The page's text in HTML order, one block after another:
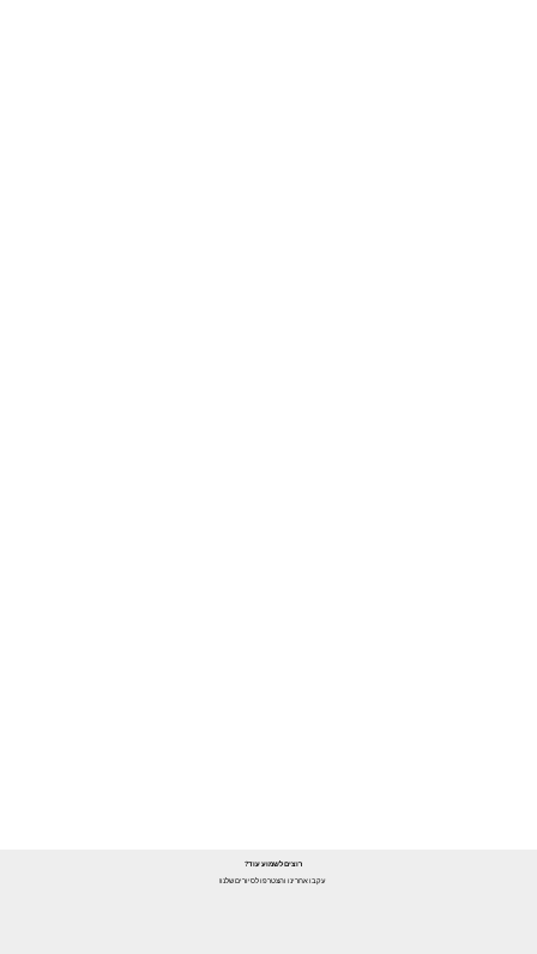
רוצים לשמוע עוד?
עקבו אחרינו והצטרפו לסיורים שלנו!